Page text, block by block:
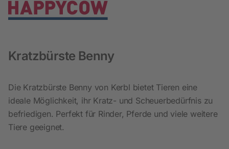
Kratzbürste Benny
Die Kratzbürste Benny von Kerbl bietet Tieren eine
ideale Möglichkeit, ihr Kratz- und Scheuerbedürfnis zu
befriedigen. Perfekt für Rinder, Pferde und viele weitere
Tiere geeignet.